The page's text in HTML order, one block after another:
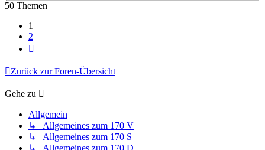
50 Themen
1
2
Zurück zur Foren-Übersicht
Gehe zu
Allgemein
↳ Allgemeines zum 170 V
↳ Allgemeines zum 170 S